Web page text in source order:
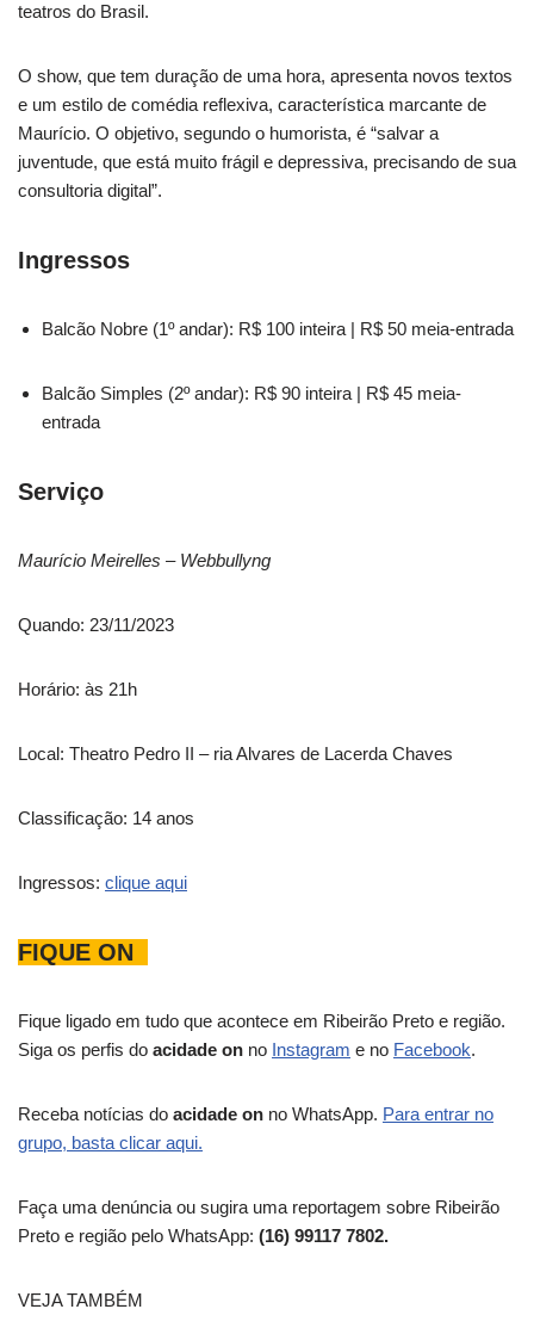
teatros do Brasil.
O show, que tem duração de uma hora, apresenta novos textos
e um estilo de comédia reflexiva, característica marcante de
Maurício. O objetivo, segundo o humorista, é “salvar a
juventude, que está muito frágil e depressiva, precisando de sua
consultoria digital”.
Ingressos
Balcão Nobre (1º andar): R$ 100 inteira | R$ 50 meia-entrada
Balcão Simples (2º andar): R$ 90 inteira | R$ 45 meia-
entrada
Serviço
Maurício Meirelles – Webbullyng
Quando: 23/11/2023
Horário: às 21h
Local: Theatro Pedro II – ria Alvares de Lacerda Chaves
Classificação: 14 anos
Ingressos: clique aqui
FIQUE ON
Fique ligado em tudo que acontece em Ribeirão Preto e região.
Siga os perfis do acidade on no Instagram e no Facebook.
Receba notícias do acidade on no WhatsApp. Para entrar no
grupo, basta clicar aqui.
Faça uma denúncia ou sugira uma reportagem sobre Ribeirão
Preto e região pelo WhatsApp: (16) 99117 7802.
VEJA TAMBÉM